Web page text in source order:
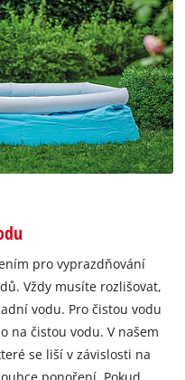
pro vyprazdňování
Vždy musíte rozlišovat,
vodu. Pro čistou vodu
na čistou vodu. V našem
se liší v závislosti na
ponoření. Pokud